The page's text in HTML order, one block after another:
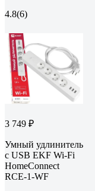
4.8(6)
3 749 ₽
Умный удлинитель
c USB EKF Wi-Fi
HomeConnect
RCE-1-WF